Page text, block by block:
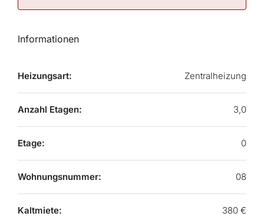
Informationen
Heizungsart: Zentralheizung
Anzahl Etagen: 3,0
Etage: 0
Wohnungsnummer: 08
Kaltmiete: 380 €